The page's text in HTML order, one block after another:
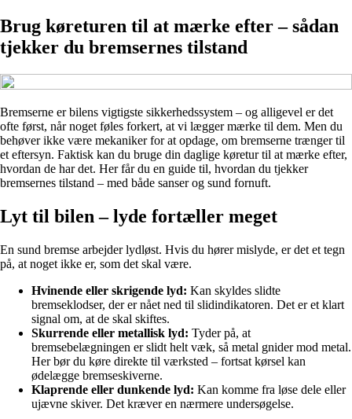
Brug køreturen til at mærke efter – sådan
tjekker du bremsernes tilstand
Bremserne er bilens vigtigste sikkerhedssystem – og alligevel er det
ofte først, når noget føles forkert, at vi lægger mærke til dem. Men du
behøver ikke være mekaniker for at opdage, om bremserne trænger til
et eftersyn. Faktisk kan du bruge din daglige køretur til at mærke efter,
hvordan de har det. Her får du en guide til, hvordan du tjekker
bremsernes tilstand – med både sanser og sund fornuft.
Lyt til bilen – lyde fortæller meget
En sund bremse arbejder lydløst. Hvis du hører mislyde, er det et tegn
på, at noget ikke er, som det skal være.
Hvinende eller skrigende lyd: Kan skyldes slidte
bremseklodser, der er nået ned til slidindikatoren. Det er et klart
signal om, at de skal skiftes.
Skurrende eller metallisk lyd: Tyder på, at
bremsebelægningen er slidt helt væk, så metal gnider mod metal.
Her bør du køre direkte til værksted – fortsat kørsel kan
ødelægge bremseskiverne.
Klaprende eller dunkende lyd: Kan komme fra løse dele eller
ujævne skiver. Det kræver en nærmere undersøgelse.